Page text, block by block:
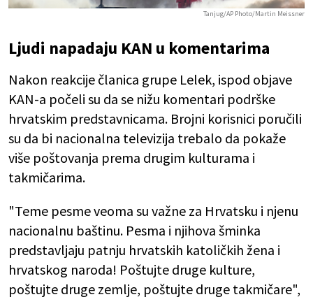
Tanjug/AP Photo/Martin Meissner
Ljudi napadaju KAN u komentarima
Nakon reakcije članica grupe Lelek, ispod objave
KAN-a počeli su da se nižu komentari podrške
hrvatskim predstavnicama. Brojni korisnici poručili
su da bi nacionalna televizija trebalo da pokaže
više poštovanja prema drugim kulturama i
takmičarima.
"Teme pesme veoma su važne za Hrvatsku i njenu
nacionalnu baštinu. Pesma i njihova šminka
predstavljaju patnju hrvatskih katoličkih žena i
hrvatskog naroda! Poštujte druge kulture,
poštujte druge zemlje, poštujte druge takmičare",